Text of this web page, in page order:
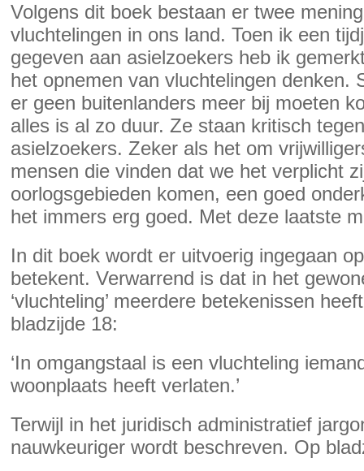
Volgens dit boek bestaan er twee
vluchtelingen in ons land. Toen ik een
gegeven aan asielzoekers heb ik
het opnemen van vluchtelingen denken.
er geen buitenlanders meer bij moeten
alles is al zo duur. Ze staan kritisch
asielzoekers. Zeker als het om
mensen die vinden dat we het verplicht
oorlogsgebieden komen, een goed
het immers erg goed. Met deze laatste
In dit boek wordt er uitvoerig ingegaan
betekent. Verwarrend is dat in het
‘vluchteling’ meerdere betekenissen
bladzijde 18:
‘In omgangstaal is een vluchteling
woonplaats heeft verlaten.’
Terwijl in het juridisch administratief
nauwkeuriger wordt beschreven. Op